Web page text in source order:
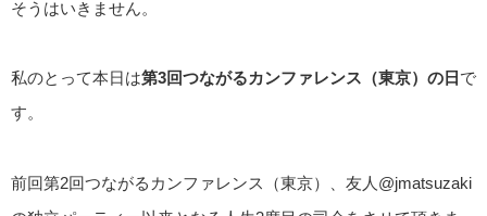
そうはいきません。
私のとって本日は第3回つながるカンファレンス（東京）の日 で
す。
前回第2回つながるカンファレンス（東京）、友人@jmatsuzaki